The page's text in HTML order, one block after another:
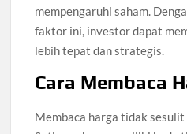
mempengaruhi saham.
faktor ini, investor dapat
lebih tepat dan strategis.
Cara Membaca
Membaca harga tidak